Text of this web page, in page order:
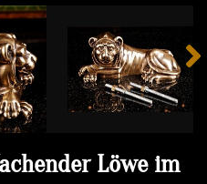
Löwe im